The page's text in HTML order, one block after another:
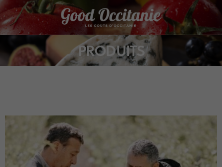
PRODUITS
Panneau de gestion des cookies